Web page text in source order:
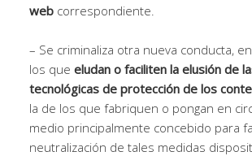
web correspondiente.
– Se criminaliza otra nueva conducta,
los que eludan o faciliten la elusión de
tecnológicas de protección de los
la de los que fabriquen o pongan en
medio principalmente concebido para
neutralización de tales medidas